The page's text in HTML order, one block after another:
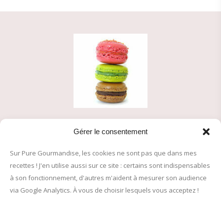
Gérer le consentement
Sur Pure Gourmandise, les cookies ne sont pas que dans mes
recettes ! J'en utilise aussi sur ce site : certains sont indispensables
à son fonctionnement, d'autres m'aident à mesurer son audience
via Google Analytics. À vous de choisir lesquels vous acceptez !
A PROPOS